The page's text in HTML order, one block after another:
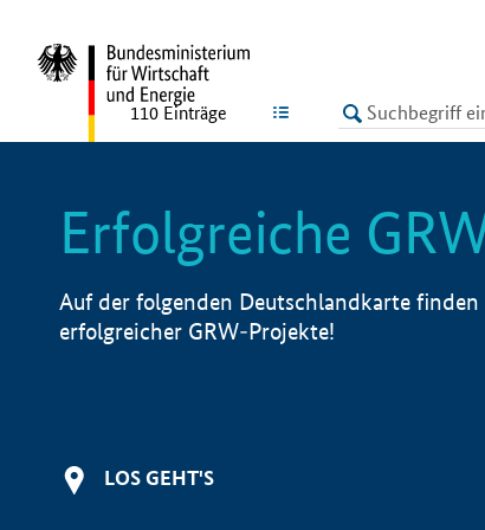
LISTE
110 Einträge
Erfolgreiche
Auf der folgenden Deutschlandkarte finden
erfolgreicher GRW-Projekte!
LOS GEHT'S